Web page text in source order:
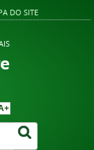
DO SITE